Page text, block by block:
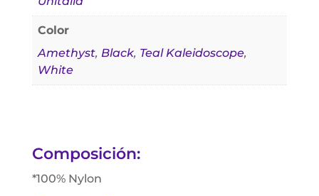
Color
Amethyst, Black, Teal Kaleidoscope,
White
Composición:
*100% Nylon